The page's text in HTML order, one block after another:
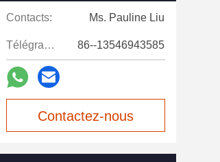
Contacts: Ms. Pauline Liu
Télégramme: 86--13546943585
Contactez-nous